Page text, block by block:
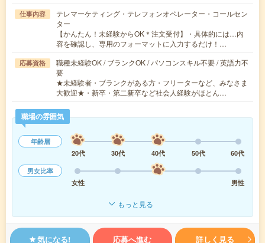
仕事内容
テレマーケティング・テレフォンオペレーター・コールセン
ター
【かんたん！未経験からOK＊注文受付】・具体的には…内
容を確認し、専用のフォーマットに入力するだけ！…
応募資格
職種未経験OK / ブランクOK / パソコンスキル不要 / 英語力不
要
★未経験者・ブランクがある方・フリーターなど、みなさま
大歓迎★・新卒・第二新卒など社会人経験がほとん…
職場の雰囲気
年齢層
20代
30代 40代 50代
60代
男女比率
女性
男性
もっと見る
気になる! 応募へ進む 詳しく見る